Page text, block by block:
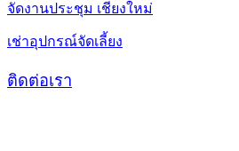
จัดงานประชุม เชียงใหม่
เช่าอุปกรณ์จัดเลี้ยง
ติดต่อเรา